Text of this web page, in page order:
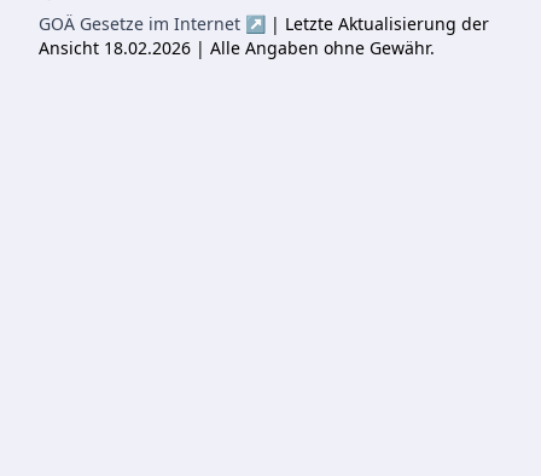
GOÄ Gesetze im Internet ↗ | Letzte Aktualisierung der
Ansicht 18.02.2026 | Alle Angaben ohne Gewähr.